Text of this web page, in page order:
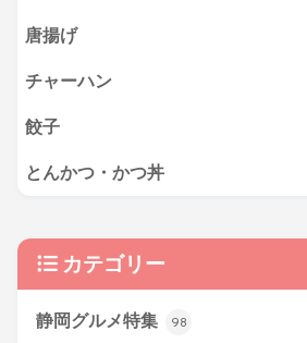
唐揚げ
チャーハン
餃子
とんかつ・かつ丼
カテゴリー
静岡グルメ特集 98